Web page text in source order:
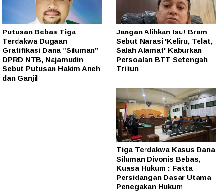
Putusan Bebas Tiga
Terdakwa Dugaan
Gratifikasi Dana “Siluman”
DPRD NTB, Najamudin
Sebut Putusan Hakim Aneh
dan Ganjil
Jangan Alihkan Isu! Bram
Sebut Narasi 'Keliru, Telat,
Salah Alamat' Kaburkan
Persoalan BTT Setengah
Triliun
Tiga Terdakwa Kasus Dana
Siluman Divonis Bebas,
Kuasa Hukum : Fakta
Persidangan Dasar Utama
Penegakan Hukum